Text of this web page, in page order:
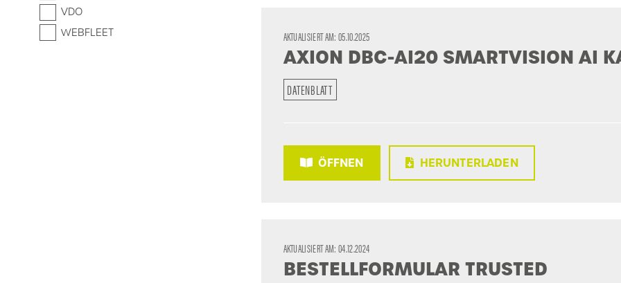
VDO
WEBFLEET
AKTUALISIERT AM:05.10.2025
AXION DBC-AI20 SMARTVISION AI
DATENBLATT
ÖFFNEN HERUNTERLADEN
AKTUALISIERT AM:04.12.2024
BESTELLFORMULAR TRUSTED